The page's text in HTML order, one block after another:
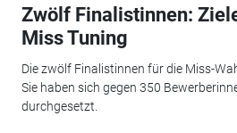
Zwölf Finalistinnen:
Miss Tuning
Die zwölf Finalistinnen für die Miss-
Sie haben sich gegen 350
durchgesetzt.